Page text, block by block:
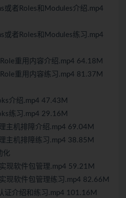
或者Roles和Modules介绍.mp4
或者Roles和Modules练习.mp4
重用内容介绍.mp4 64.18M
重用内容练习.mp4 81.37M
介绍.mp4 47.43M
练习.mp4 29.16M
主机排障介绍.mp4 69.04M
主机排障练习.mp4 38.85M
化
现软件包管理.mp4 59.21M
现软件包管理练习.mp4 82.66M
证介绍和练习.mp4 101.16M